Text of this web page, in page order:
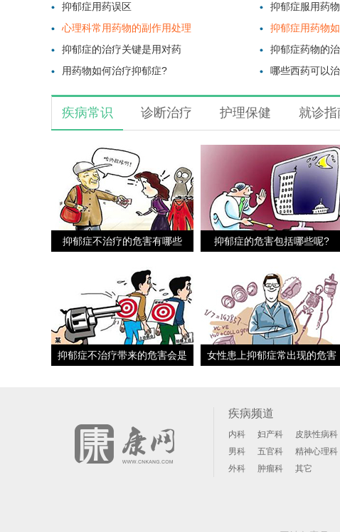
抑郁症用药误区 抑郁症服用药
心理科常用药物的副作用处理
抑郁症用药物
抑郁症的治疗关键是用对药
抑郁症药物的
用药物如何治疗抑郁症?
哪些西药可以
疾病常识 诊断治疗 护理保健 就诊指
抑郁症不治疗的危害有哪些 抑郁症的危害包括哪些呢?
抑郁症不治疗带来的危害会是
女性患上抑郁症常出现的危害
疾病频道
内科 妇产科 皮肤性病科
男科
五官科 精神心理科
外科
肿瘤科 其它